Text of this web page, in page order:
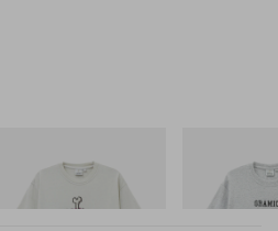
Bone Tee Pigment Dyed
Yosemite
쇼핑하기